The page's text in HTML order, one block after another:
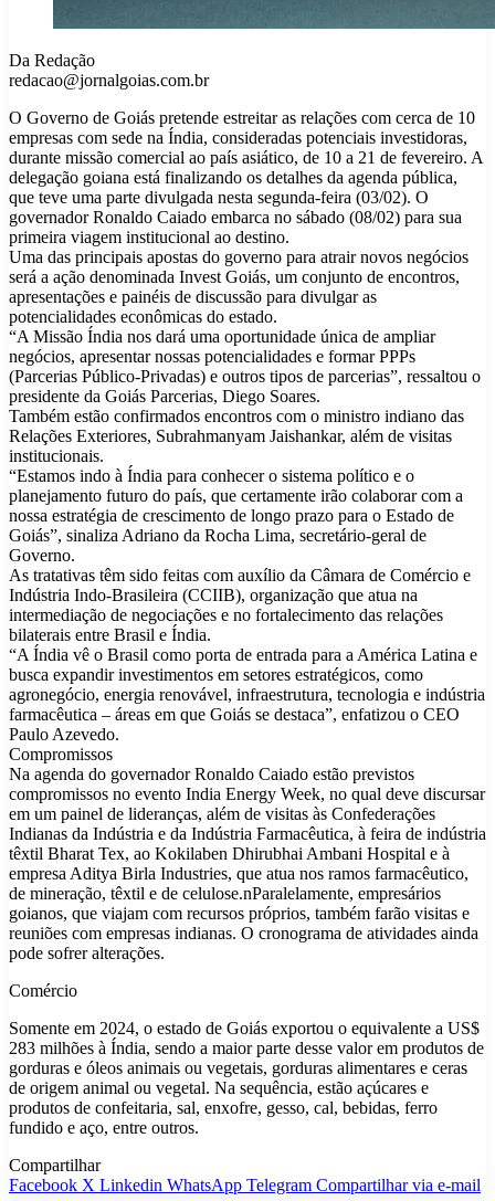
Da Redação
redacao@jornalgoias.com.br
O Governo de Goiás pretende estreitar as relações com cerca de 10
empresas com sede na Índia, consideradas potenciais investidoras,
durante missão comercial ao país asiático, de 10 a 21 de fevereiro. A
delegação goiana está finalizando os detalhes da agenda pública,
que teve uma parte divulgada nesta segunda-feira (03/02). O
governador Ronaldo Caiado embarca no sábado (08/02) para sua
primeira viagem institucional ao destino.
Uma das principais apostas do governo para atrair novos negócios
será a ação denominada Invest Goiás, um conjunto de encontros,
apresentações e painéis de discussão para divulgar as
potencialidades econômicas do estado.
“A Missão Índia nos dará uma oportunidade única de ampliar
negócios, apresentar nossas potencialidades e formar PPPs
(Parcerias Público-Privadas) e outros tipos de parcerias”, ressaltou o
presidente da Goiás Parcerias, Diego Soares.
Também estão confirmados encontros com o ministro indiano das
Relações Exteriores, Subrahmanyam Jaishankar, além de visitas
institucionais.
“Estamos indo à Índia para conhecer o sistema político e o
planejamento futuro do país, que certamente irão colaborar com a
nossa estratégia de crescimento de longo prazo para o Estado de
Goiás”, sinaliza Adriano da Rocha Lima, secretário-geral de
Governo.
As tratativas têm sido feitas com auxílio da Câmara de Comércio e
Indústria Indo-Brasileira (CCIIB), organização que atua na
intermediação de negociações e no fortalecimento das relações
bilaterais entre Brasil e Índia.
“A Índia vê o Brasil como porta de entrada para a América Latina e
busca expandir investimentos em setores estratégicos, como
agronegócio, energia renovável, infraestrutura, tecnologia e indústria
farmacêutica – áreas em que Goiás se destaca”, enfatizou o CEO
Paulo Azevedo.
Compromissos
Na agenda do governador Ronaldo Caiado estão previstos
compromissos no evento India Energy Week, no qual deve discursar
em um painel de lideranças, além de visitas às Confederações
Indianas da Indústria e da Indústria Farmacêutica, à feira de indústria
têxtil Bharat Tex, ao Kokilaben Dhirubhai Ambani Hospital e à
empresa Aditya Birla Industries, que atua nos ramos farmacêutico,
de mineração, têxtil e de celulose.nParalelamente, empresários
goianos, que viajam com recursos próprios, também farão visitas e
reuniões com empresas indianas. O cronograma de atividades ainda
pode sofrer alterações.
Comércio
Somente em 2024, o estado de Goiás exportou o equivalente a US$
283 milhões à Índia, sendo a maior parte desse valor em produtos de
gorduras e óleos animais ou vegetais, gorduras alimentares e ceras
de origem animal ou vegetal. Na sequência, estão açúcares e
produtos de confeitaria, sal, enxofre, gesso, cal, bebidas, ferro
fundido e aço, entre outros.
Compartilhar
Facebook X Linkedin WhatsApp Telegram Compartilhar via e-mail